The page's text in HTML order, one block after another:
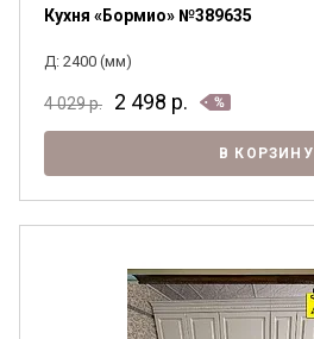
Кухня «Бормио» №389635
Д: 2400 (мм)
4 029р. 2 498 р.
В КОРЗИНУ